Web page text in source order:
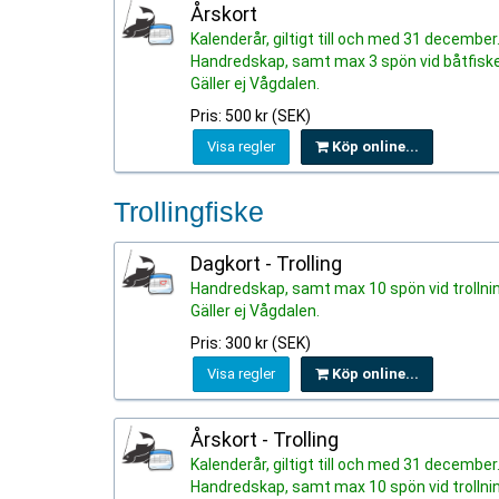
Årskort
Kalenderår, giltigt till och med 31 december.
Handredskap, samt max 3 spön vid
Gäller ej Vågdalen.
Pris: 500 kr (SEK)
Visa regler Köp online...
Trollingfiske
Dagkort - Trolling
Handredskap, samt max 10 spön vid
Gäller ej Vågdalen.
Pris: 300 kr (SEK)
Visa regler Köp online...
Årskort - Trolling
Kalenderår, giltigt till och med 31 december.
Handredskap, samt max 10 spön vid